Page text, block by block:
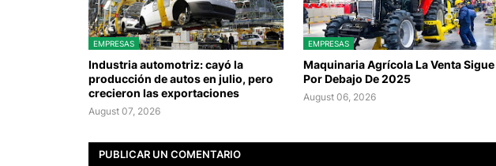
EMPRESAS
Industria automotriz: cayó la
producción de autos en julio, pero
crecieron las exportaciones
August 07, 2026
EMPRESAS
Maquinaria Agrícola La Venta Sigue
Por Debajo De 2025
August 06, 2026
PUBLICAR UN COMENTARIO